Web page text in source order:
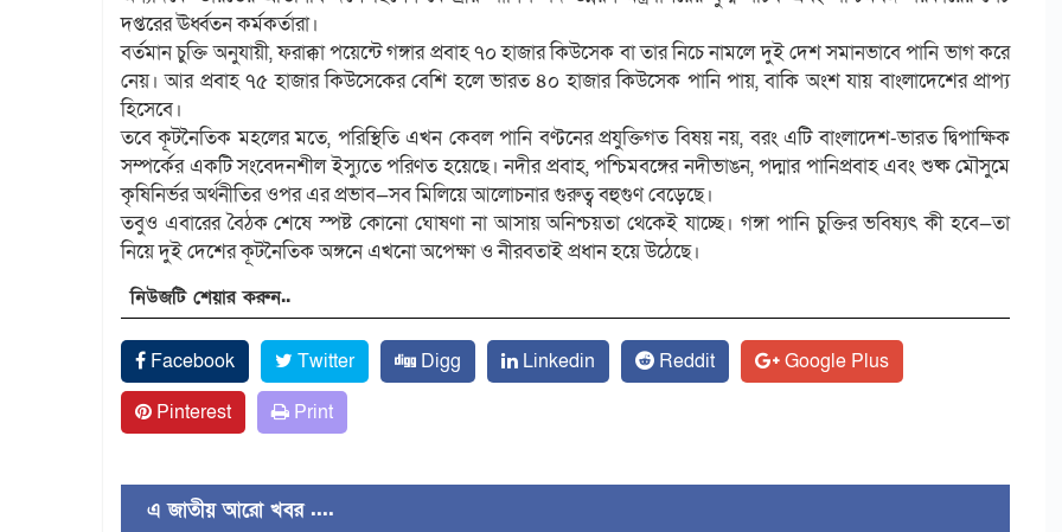
দপ্তরের ঊর্ধ্বতন কর্মকর্তারা।
বর্তমান চুক্তি অনুযায়ী, ফরাক্কা পয়েন্টে গঙ্গার প্রবাহ ৭০ হাজার কিউসেক বা তার নিচে নামলে দুই দেশ সমানভাবে পানি ভাগ করে
নেয়। আর প্রবাহ ৭৫ হাজার কিউসেকের বেশি হলে ভারত ৪০ হাজার কিউসেক পানি পায়, বাকি অংশ যায় বাংলাদেশের প্রাপ্য
হিসেবে।
তবে কূটনৈতিক মহলের মতে, পরিস্থিতি এখন কেবল পানি বণ্টনের প্রযুক্তিগত বিষয় নয়, বরং এটি বাংলাদেশ-ভারত দ্বিপাক্ষিক
সম্পর্কের একটি সংবেদনশীল ইস্যুতে পরিণত হয়েছে। নদীর প্রবাহ, পশ্চিমবঙ্গের নদীভাঙন, পদ্মার পানিপ্রবাহ এবং শুষ্ক মৌসুমে
কৃষিনির্ভর অর্থনীতির ওপর এর প্রভাব—সব মিলিয়ে আলোচনার গুরুত্ব বহুগুণ বেড়েছে।
তবুও এবারের বৈঠক শেষে স্পষ্ট কোনো ঘোষণা না আসায় অনিশ্চয়তা থেকেই যাচ্ছে। গঙ্গা পানি চুক্তির ভবিষ্যৎ কী হবে—তা
নিয়ে দুই দেশের কূটনৈতিক অঙ্গনে এখনো অপেক্ষা ও নীরবতাই প্রধান হয়ে উঠেছে।
নিউজটি শেয়ার করুন..
Facebook Twitter Digg Linkedin Reddit
Google Plus
Pinterest
Print
এ জাতীয় আরো খবর ....